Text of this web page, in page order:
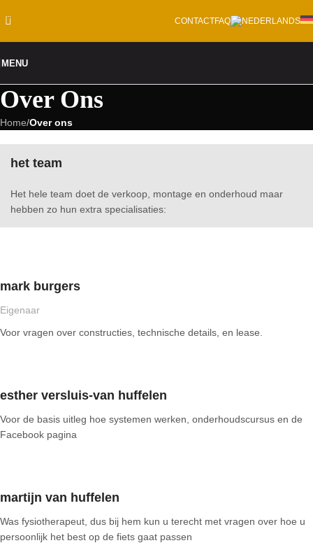
Skip to navigation
CONTACTFAQ
MENU
Over Ons
Home/Over ons
het team
Het hele team doet de verkoop, montage en onderhoud maar
hebben zo hun extra specialisaties:
mark burgers
Eigenaar
Voor vragen over constructies, technische details, en lease.
esther versluis-van huffelen
Voor de basis uitleg hoe systemen werken, onderhoudscursus en de
Facebook pagina
martijn van huffelen
Was fysiotherapeut, dus bij hem kun u terecht met vragen over hoe u
persoonlijk het best op de fiets gaat passen